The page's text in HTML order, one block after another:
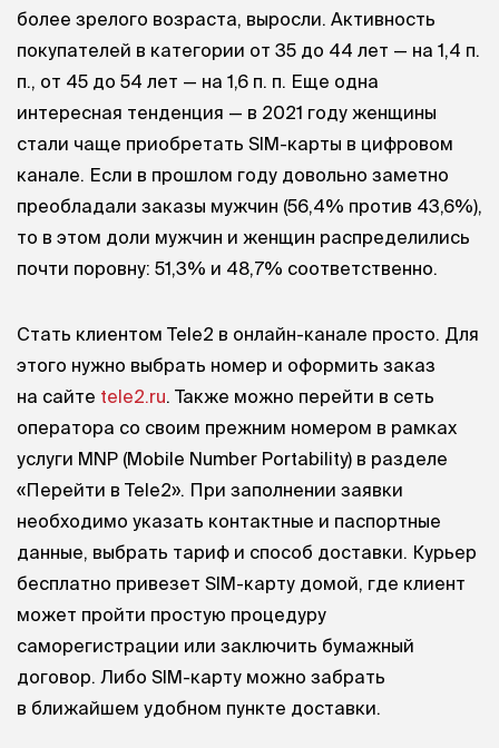
более зрелого возраста, выросли. Активность
покупателей в категории от 35 до 44 лет — на 1,4 п.
п., от 45 до 54 лет — на 1,6 п. п. Еще одна
интересная тенденция — в 2021 году женщины
стали чаще приобретать SIM-карты в цифровом
канале. Если в прошлом году довольно заметно
преобладали заказы мужчин (56,4% против 43,6%),
то в этом доли мужчин и женщин распределились
почти поровну: 51,3% и 48,7% соответственно.
Стать клиентом Tele2 в онлайн-канале просто. Для
этого нужно выбрать номер и оформить заказ
на сайте tele2.ru. Также можно перейти в сеть
оператора со своим прежним номером в рамках
услуги MNP (Mobile Number Portability) в разделе
«Перейти в Tele2». При заполнении заявки
необходимо указать контактные и паспортные
данные, выбрать тариф и способ доставки. Курьер
бесплатно привезет SIM-карту домой, где клиент
может пройти простую процедуру
саморегистрации или заключить бумажный
договор. Либо SIM-карту можно забрать
в ближайшем удобном пункте доставки.